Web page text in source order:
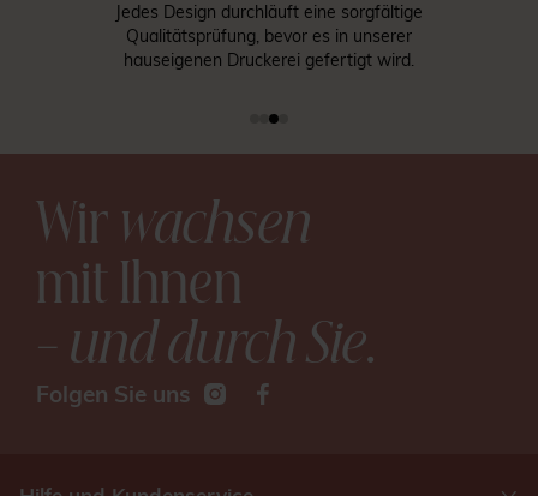
Jedes Design durchläuft eine sorgfältige
Qualitätsprüfung, bevor es in unserer
hauseigenen Druckerei gefertigt wird.
Wirwachsen
mit Ihnen
– und durch Sie.
Folgen Sie uns